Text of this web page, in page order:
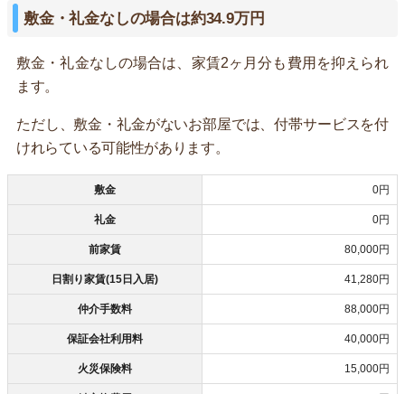
敷金・礼金なしの場合は約34.9万円
敷金・礼金なしの場合は、家賃2ヶ月分も費用を抑えられ
ます。
ただし、敷金・礼金がないお部屋では、付帯サービスを付
けれらている可能性があります。
敷金 0円
礼金 0円
前家賃 80,000円
日割り家賃(15日入居) 41,280円
仲介手数料 88,000円
保証会社利用料 40,000円
火災保険料 15,000円